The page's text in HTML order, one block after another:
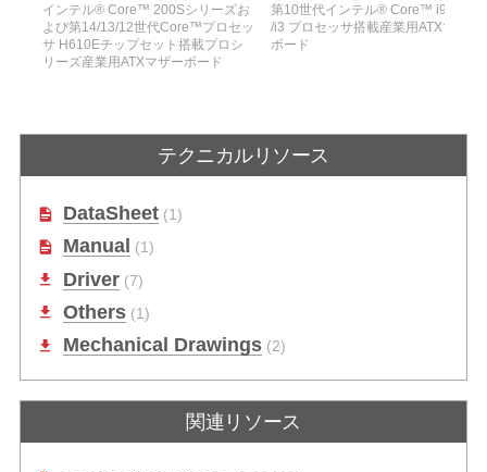
インテル® Core™ 200Sシリーズお
よび第14/13/12世代Core™プロセッ
サ H610Eチップセット搭載プロシ
リーズ産業用ATXマザーボード
第10世代インテル® Core™ i9/ i7/ i5
/i3 プロセッサ搭載産業用ATXマザー
ボード
テクニカルリソース
DataSheet(1)
Manual (1)
Driver(7)
Others(1)
Mechanical Drawings(2)
関連リソース